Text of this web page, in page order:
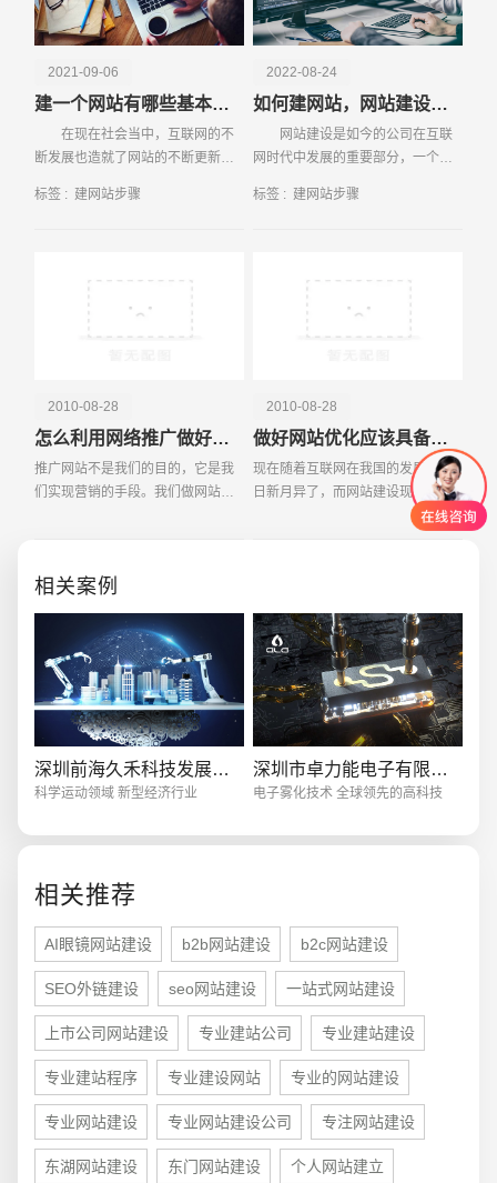
2021-09-06
建一个网站有哪些基本流程步骤
在现在社会当中，互联网的不
断发展也造就了网站的不断更新，
够帮助企业获得更多的人气，同时
标签 : 建网站步骤
2022-08-24
如何建网站，网站建设的步骤有哪些
网站建设是如今的公司在互联
网时代中发展的重要部分，一个网
品牌文化展现，业务展开等。那
标签 : 建网站步骤
2010-08-28
怎么利用网络推广做好产品营销
推广网站不是我们的目的，它是我
们实现营销的手段。我们做网站推
我们的目的呢?在创建和
2010-08-28
做好网站优化应该具备的知识和技巧
现在随着互联网在我国的发展已是
日新月异了，而网站建设现在也成
为成了诸多企业以及个人的一个热
相关案例
深圳前海久禾科技发展有限公司
科学运动领域 新型经济行业
深圳市卓力能电子有限公司
电子雾化技术 全球领先的高科技
相关推荐
AI眼镜网站建设 b2b网站建设 b2c网站建设
SEO外链建设 seo网站建设 一站式网站建设
上市公司网站建设 专业建站公司 专业建站建设
专业建站程序 专业建设网站 专业的网站建设
专业网站建设 专业网站建设公司 专注网站建设
东湖网站建设 东门网站建设 个人网站建立
创意品牌型网站 · 标准企业官网建设 · 外贸网